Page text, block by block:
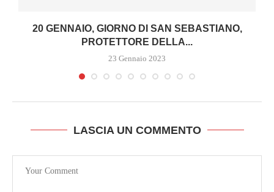
20 GENNAIO, GIORNO DI SAN SEBASTIANO,
PROTETTORE DELLA...
23 Gennaio 2023
LASCIA UN COMMENTO